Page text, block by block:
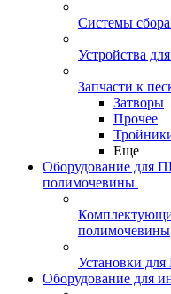
Системы
Устройства
Запчасти к
Затворы
Прочее
Еще
Оборудование для
полимочевины
полимочевины
Установки
Оборудование для